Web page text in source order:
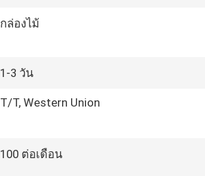
กล่องไม้
1-3 วัน
T/T, Western Union
100 ต่อเดือน